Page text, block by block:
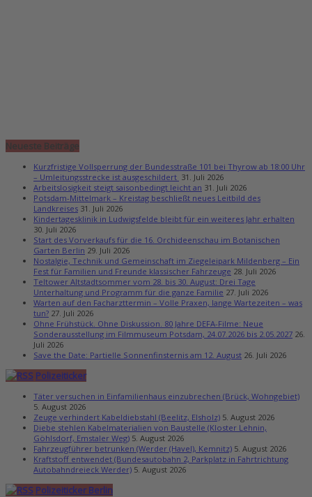
Neueste Beiträge
Kurzfristige Vollsperrung der Bundesstraße 101 bei Thyrow ab 18:00 Uhr
– Umleitungsstrecke ist ausgeschildert 31. Juli 2026
Arbeitslosigkeit steigt saisonbedingt leicht an 31. Juli 2026
Potsdam-Mittelmark – Kreistag beschließt neues Leitbild des
Landkreises 31. Juli 2026
Kindertagesklinik in Ludwigsfelde bleibt für ein weiteres Jahr erhalten
30. Juli 2026
Start des Vorverkaufs für die 16. Orchideenschau im Botanischen
Garten Berlin 29. Juli 2026
Nostalgie, Technik und Gemeinschaft im Ziegeleipark Mildenberg – Ein
Fest für Familien und Freunde klassischer Fahrzeuge 28. Juli 2026
Teltower Altstadtsommer vom 28. bis 30. August: Drei Tage
Unterhaltung und Programm für die ganze Familie 27. Juli 2026
Warten auf den Facharzttermin – Volle Praxen, lange Wartezeiten – was
tun? 27. Juli 2026
Ohne Frühstück. Ohne Diskussion. 80 Jahre DEFA-Filme: Neue
Sonderausstellung im Filmmuseum Potsdam, 24.07.2026 bis 2.05.2027 26.
Juli 2026
Save the Date: Partielle Sonnenfinsternis am 12. August 26. Juli 2026
Polizeiticker
Täter versuchen in Einfamilienhaus einzubrechen (Brück, Wohngebiet)
5. August 2026
Zeuge verhindert Kabeldiebstahl (Beelitz, Elsholz) 5. August 2026
Diebe stehlen Kabelmaterialien von Baustelle (Kloster Lehnin,
Göhlsdorf, Emstaler Weg) 5. August 2026
Fahrzeugführer betrunken (Werder (Havel), Kemnitz) 5. August 2026
Kraftstoff entwendet (Bundesautobahn 2, Parkplatz in Fahrtrichtung
Autobahndreieck Werder) 5. August 2026
Polizeiticker Berlin